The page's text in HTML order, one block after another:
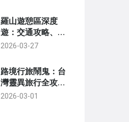
羅山遊憩區深度
遊：交通攻略、必
看景點與隱藏玩法
2026-03-27
路境行旅鬧鬼：台
灣靈異旅行全攻略
與真實景點揭秘
2026-03-01